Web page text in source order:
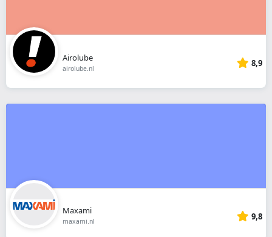
Airolube
airolube.nl 8,9
Maxami
maxami.nl 9,8